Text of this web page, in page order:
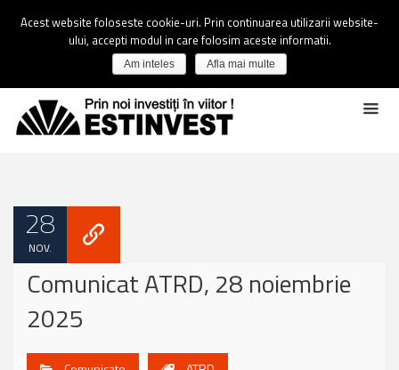
28
NOV.
Comunicat ATRD, 28 noiembrie
2025
Acest website foloseste cookie-uri. Prin continuarea utilizarii website-
ului, accepti modul in care folosim aceste informatii.
Am inteles Afla mai multe